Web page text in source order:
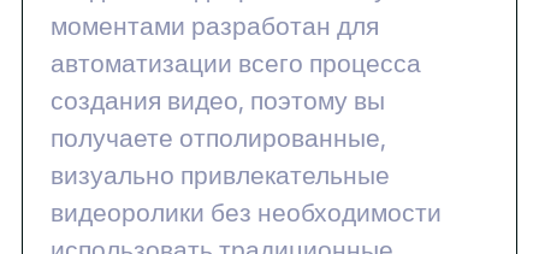
моментами разработан для
автоматизации всего процесса
создания видео, поэтому вы
получаете отполированные,
визуально привлекательные
видеоролики без необходимости